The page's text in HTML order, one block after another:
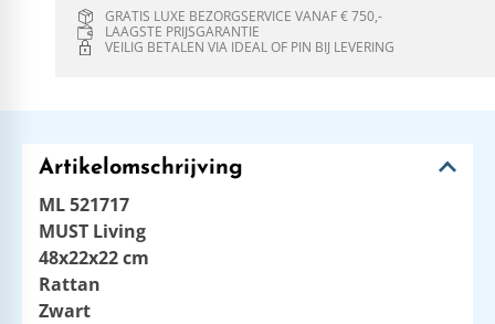
GRATIS LUXE BEZORGSERVICE VANAF € 750,-
LAAGSTE PRIJSGARANTIE
VEILIG BETALEN VIA IDEAL OF PIN BIJ LEVERING
Artikelomschrijving
ML 521717
MUST Living
48x22x22 cm
Rattan
Zwart